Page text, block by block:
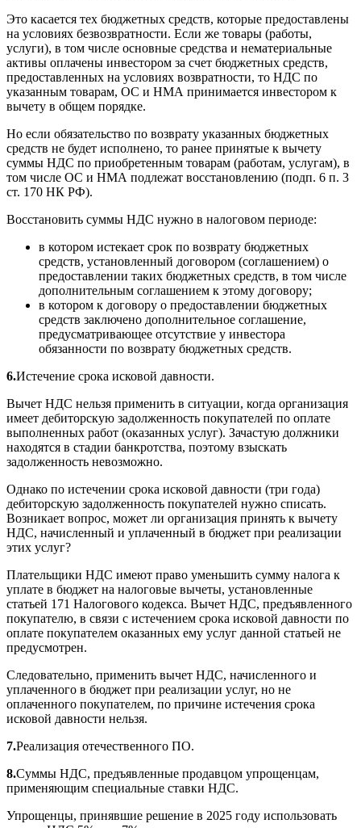
Это касается тех бюджетных средств, которые предоставлены
на условиях безвозвратности. Если же товары (работы,
услуги), в том числе основные средства и нематериальные
активы оплачены инвестором за счет бюджетных средств,
предоставленных на условиях возвратности, то НДС по
указанным товарам, ОС и НМА принимается инвестором к
вычету в общем порядке.
Но если обязательство по возврату указанных бюджетных
средств не будет исполнено, то ранее принятые к вычету
суммы НДС по приобретенным товарам (работам, услугам), в
том числе ОС и НМА подлежат восстановлению (подп. 6 п. 3
ст. 170 НК РФ).
Восстановить суммы НДС нужно в налоговом периоде:
в котором истекает срок по возврату бюджетных
средств, установленный договором (соглашением) о
предоставлении таких бюджетных средств, в том числе
дополнительным соглашением к этому договору;
в котором к договору о предоставлении бюджетных
средств заключено дополнительное соглашение,
предусматривающее отсутствие у инвестора
обязанности по возврату бюджетных средств.
6.Истечение срока исковой давности.
Вычет НДС нельзя применить в ситуации, когда организация
имеет дебиторскую задолженность покупателей по оплате
выполненных работ (оказанных услуг). Зачастую должники
находятся в стадии банкротства, поэтому взыскать
задолженность невозможно.
Однако по истечении срока исковой давности (три года)
дебиторскую задолженность покупателей нужно списать.
Возникает вопрос, может ли организация принять к вычету
НДС, начисленный и уплаченный в бюджет при реализации
этих услуг?
Плательщики НДС имеют право уменьшить сумму налога к
уплате в бюджет на налоговые вычеты, установленные
статьей 171 Налогового кодекса. Вычет НДС, предъявленного
покупателю, в связи с истечением срока исковой давности по
оплате покупателем оказанных ему услуг данной статьей не
предусмотрен.
Следовательно, применить вычет НДС, начисленного и
уплаченного в бюджет при реализации услуг, но не
оплаченного покупателем, по причине истечения срока
исковой давности нельзя.
7.Реализация отечественного ПО.
8.Суммы НДС, предъявленные продавцом упрощенцам,
применяющим специальные ставки НДС.
Упрощенцы, принявшие решение в 2025 году использовать